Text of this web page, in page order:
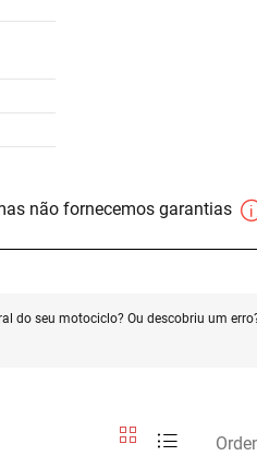
não fornecemos garantias
do seu motociclo? Ou descobriu um